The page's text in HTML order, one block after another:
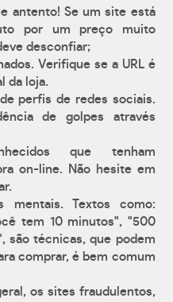
antento! Se um site está
por um preço muito
desconfiar;
Verifique se a URL é
da loja.
perfis de redes sociais.
de golpes através
que tenham
on-line. Não hesite em
mentais. Textos como:
tem 10 minutos", "500
são técnicas, que podem
comprar, é bem comum
os sites fraudulentos,